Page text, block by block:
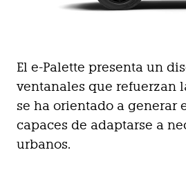
El e-Palette presenta un
ventanales que refuerzan
se ha orientado a generar
capaces de adaptarse a
urbanos.